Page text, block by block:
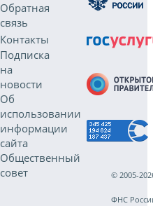
Обратная
связь
Контакты
Подписка
на
новости
Об
использовании
информации
сайта
Общественный
совет
© 2005-
ФНС